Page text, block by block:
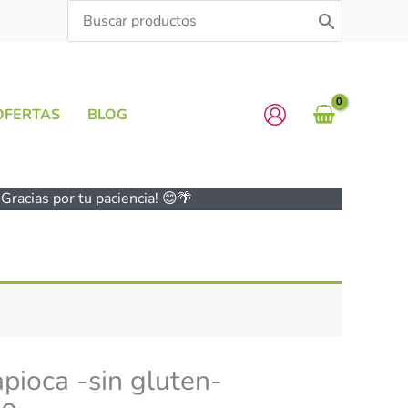
Search
for:
BLOG
por tu paciencia! 😊🌴
-sin gluten-